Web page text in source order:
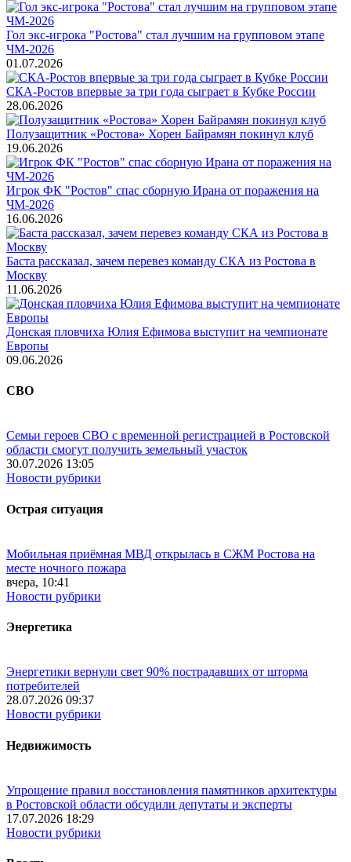
Гол экс-игрока "Ростова" стал лучшим на групповом этапе
ЧМ-2026
01.07.2026
СКА-Ростов впервые за три года сыграет в Кубке России
28.06.2026
Полузащитник «Ростова» Хорен Байрамян покинул клуб
19.06.2026
Игрок ФК "Ростов" спас сборную Ирана от поражения на
ЧМ-2026
16.06.2026
Баста рассказал, зачем перевез команду СКА из Ростова в
Москву
11.06.2026
Донская пловчиха Юлия Ефимова выступит на чемпионате
Европы
09.06.2026
СВО
Семьи героев СВО с временной регистрацией в Ростовской
области смогут получить земельный участок
30.07.2026 13:05
Новости рубрики
Острая ситуация
Мобильная приёмная МВД открылась в СЖМ Ростова на
месте ночного пожара
вчера, 10:41
Новости рубрики
Энергетика
Энергетики вернули свет 90% пострадавших от шторма
потребителей
28.07.2026 09:37
Новости рубрики
Недвижимость
Упрощение правил восстановления памятников архитектуры
в Ростовской области обсудили депутаты и эксперты
17.07.2026 18:29
Новости рубрики